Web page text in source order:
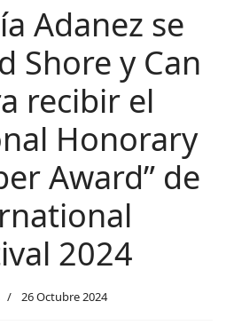
Adanez se
Shore y Can
recibir el
Honorary
Award” de
2024
26 Octubre 2024